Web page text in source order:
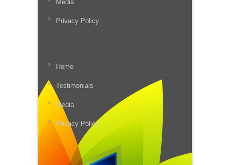
Media
Privacy Policy
Home
Testimonials
Media
Privacy Policy